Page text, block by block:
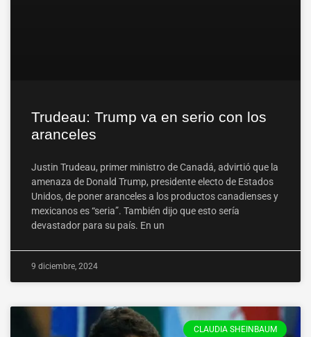
Trudeau: Trump va en serio con los
aranceles
Justin Trudeau, primer ministro de Canadá, advirtió que la
amenaza de Donald Trump, presidente electo de Estados
Unidos, de poner aranceles a los productos canadienses y
mexicanos es “seria”. También dijo que esto sería
devastador para su país. En un
9 diciembre, 2024
CLAUDIA SHEINBAUM